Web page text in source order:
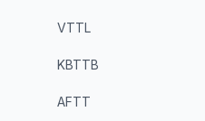
VTTL
KBTTB
AFTT